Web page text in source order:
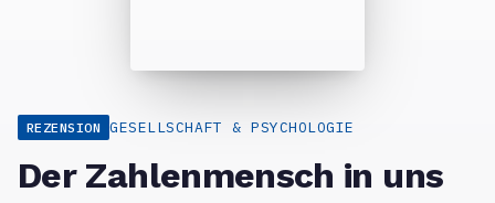
REZENSION GESELLSCHAFT & PSYCHOLOGIE
Der Zahlenmensch in uns